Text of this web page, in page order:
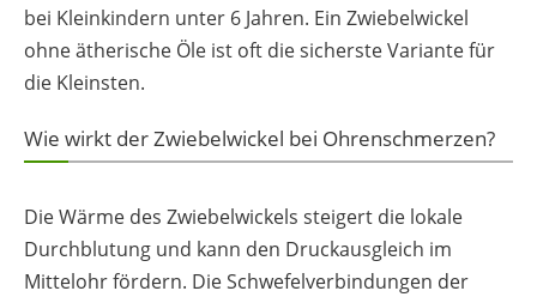
bei Kleinkindern unter 6 Jahren. Ein Zwiebelwickel
ohne ätherische Öle ist oft die sicherste Variante für
die Kleinsten.
Wie wirkt der Zwiebelwickel bei Ohrenschmerzen?
Die Wärme des Zwiebelwickels steigert die lokale
Durchblutung und kann den Druckausgleich im
Mittelohr fördern. Die Schwefelverbindungen der